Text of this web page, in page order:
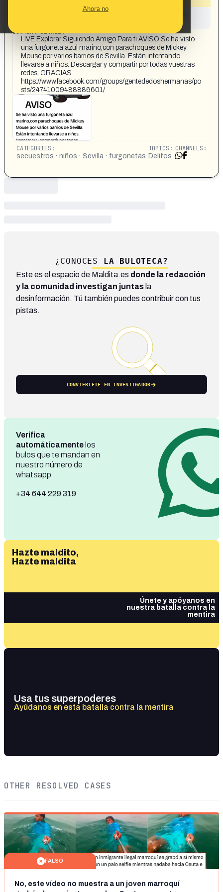
Ahora no
This content has not yet been investigated by the
CONTENT DETAIL:
LIVE Explorar Siguiendo Amigo Para ti AVISO Se ha visto
una furgoneta azul marino,con parachoques de Mickey
Mouse por varios barrios de Sevilla. Están intentando
llevarse a niños. Descargar y compartir por todas vuestras
redes. GRACIAS
https://www.facebook.com/groups/gentededoshermanas/po
sts/24741009488886601/
CATEGORIES:
secuestros · niños · Sevilla · furgonetas
TOPICS:
Delitos
CHANNELS:
¿CONOCES LA BULOTECA?
Este es el espacio de Maldita.es donde la redacción
y la comunidad investigan juntas la
desinformación. Tú también puedes contribuir con tus
pistas.
CONVIÉRTETE EN INVESTIGADOR
Verifica
automáticamente los
bulos que te mandan en
nuestro número de
whatsapp
+34 644 229 319
Hazte maldito,
Hazte maldita
Únete y apóyanos en
nuestra batalla contra la
mentira
Usa tus superpoderes
Ayúdanos en esta batalla contra la mentira
OTHER RESOLVED CASES
FALSO
No, este vídeo no muestra a un joven marroquí